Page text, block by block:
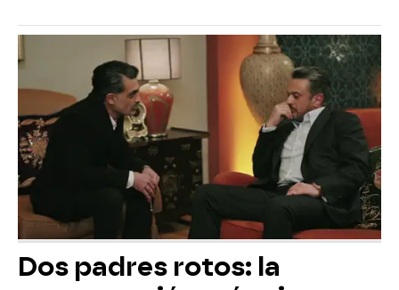
Dos padres rotos: la